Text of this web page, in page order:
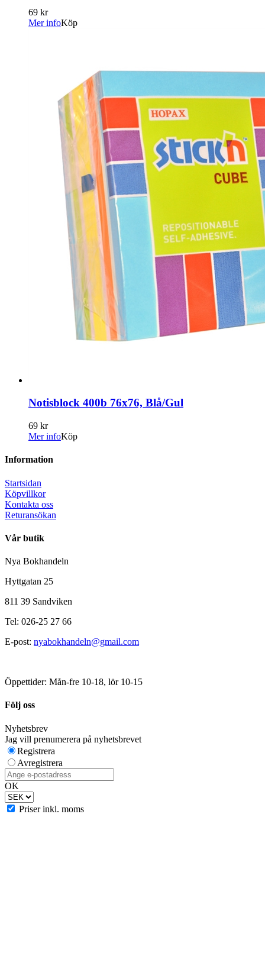
69 kr
Mer infoKöp
Notisblock 400b 76x76, Blå/Gul
69 kr
Mer infoKöp
Information
Startsidan
Köpvillkor
Kontakta oss
Returansökan
Vår butik
Nya Bokhandeln
Hyttgatan 25
811 39 Sandviken
Tel: 026-25 27 66
E-post: nyabokhandeln@gmail.com
Öppettider: Mån-fre 10-18, lör 10-15
Följ oss
Nyhetsbrev
Jag vill prenumerera på nyhetsbrevet
Registrera
Avregistrera
OK
Priser inkl. moms